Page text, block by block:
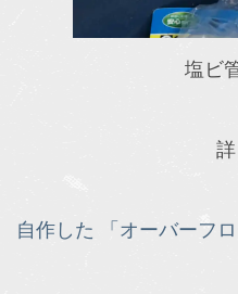
塩ビ
自作した 「オーバーフ